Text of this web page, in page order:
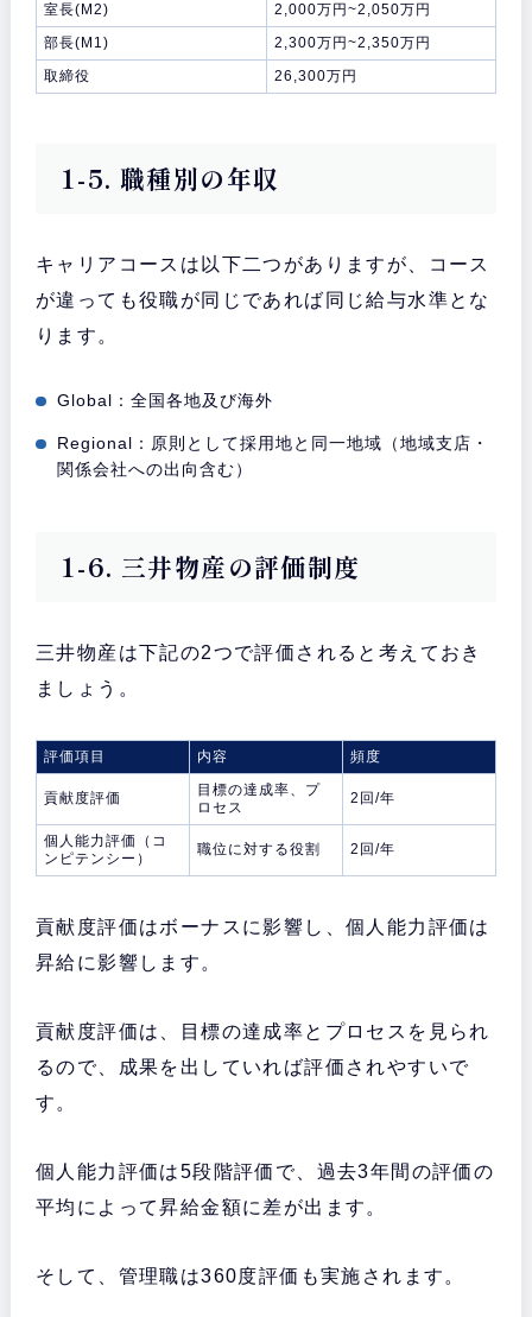
室長(M2)
2,000万円~2,050万円
部長(M1)
2,300万円~2,350万円
取締役
26,300万円
1-5. 職種別の年収
キャリアコースは以下二つがありますが、コース
が違っても役職が同じであれば同じ給与水準とな
ります。
Global：全国各地及び海外
Regional：原則として採用地と同一地域（地域支店・
関係会社への出向含む）
1-6. 三井物産の評価制度
三井物産は下記の2つで評価されると考えておき
ましょう。
評価項目 内容 頻度
貢献度評価
目標の達成率、プ
ロセス
2回/年
個人能力評価（コ
ンピテンシー）
職位に対する役割 2回/年
貢献度評価はボーナスに影響し、個人能力評価は
昇給に影響します。
貢献度評価は、目標の達成率とプロセスを見られ
るので、成果を出していれば評価されやすいで
す。
個人能力評価は5段階評価で、過去3年間の評価の
平均によって昇給金額に差が出ます。
そして、管理職は360度評価も実施されます。